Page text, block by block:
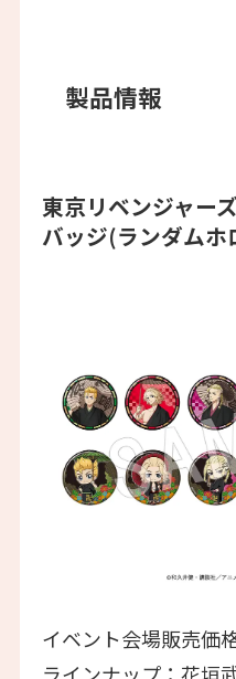
製品情報
東京リベンジャー
バッジ(ランダムホ
イベント会場販売価
ラインナップ：花垣